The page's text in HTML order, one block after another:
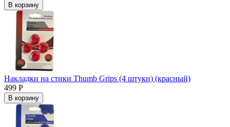
В корзину
Накладки на стики Thumb Grips (4 штуки) (красный)
499 Р
В корзину